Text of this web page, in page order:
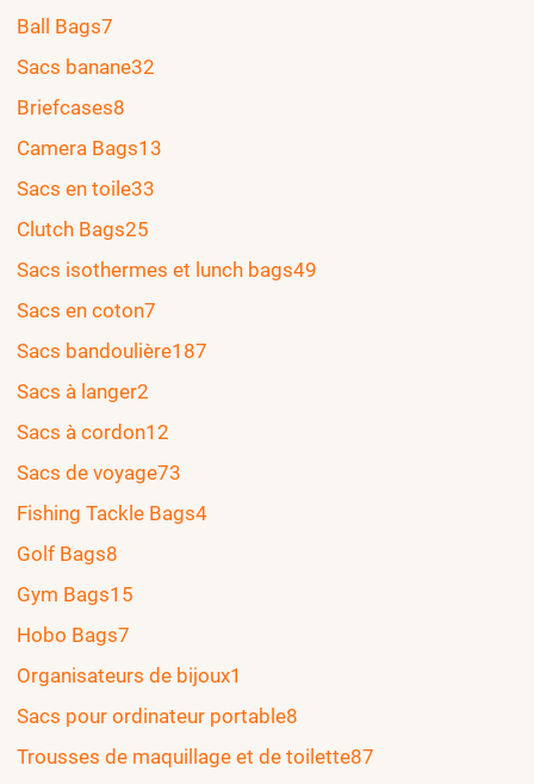
Ball Bags7
Sacs banane32
Briefcases8
Camera Bags13
Sacs en toile33
Clutch Bags25
Sacs isothermes et lunch bags49
Sacs en coton7
Sacs bandoulière187
Sacs à langer2
Sacs à cordon12
Sacs de voyage73
Fishing Tackle Bags4
Golf Bags8
Gym Bags15
Hobo Bags7
Organisateurs de bijoux1
Sacs pour ordinateur portable8
Trousses de maquillage et de toilette87